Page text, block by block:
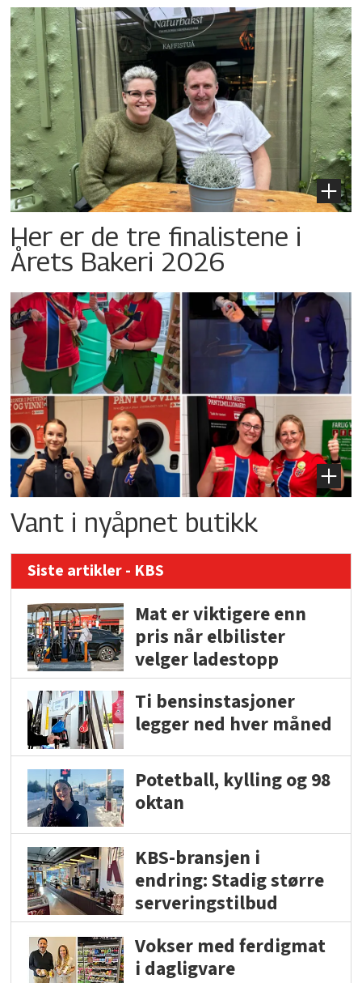
Her er de tre finalistene i
Årets Bakeri 2026
Vant i nyåpnet butikk
Siste artikler - KBS
Mat er viktigere enn
pris når elbilister
velger ladestopp
Ti bensinstasjoner
legger ned hver måned
Potetball, kylling og 98
oktan
KBS-bransjen i
endring: Stadig større
serveringstilbud
Vokser med ferdigmat
i dagligvare